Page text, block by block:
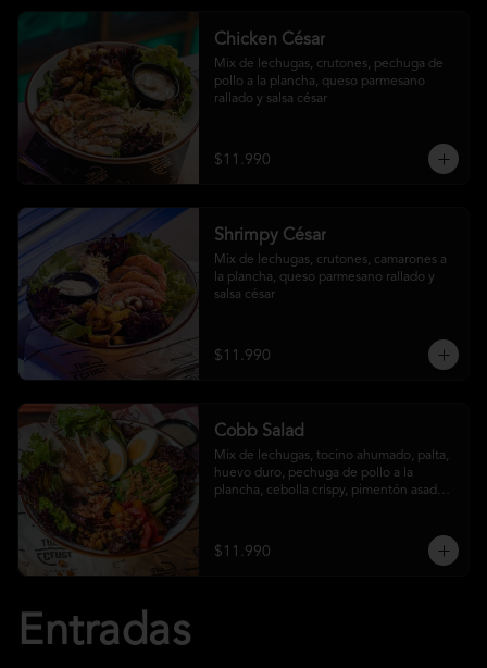
Chicken César
Mix de lechugas, crutones, pechuga de
pollo a la plancha, queso parmesano
rallado y salsa césar
$11.990
Shrimpy César
Mix de lechugas, crutones, camarones a
la plancha, queso parmesano rallado y
salsa césar
$11.990
Cobb Salad
Mix de lechugas, tocino ahumado, palta,
huevo duro, pechuga de pollo a la
plancha, cebolla crispy, pimentón asado,
$11.990
Entradas